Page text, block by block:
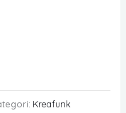
Kreafunk